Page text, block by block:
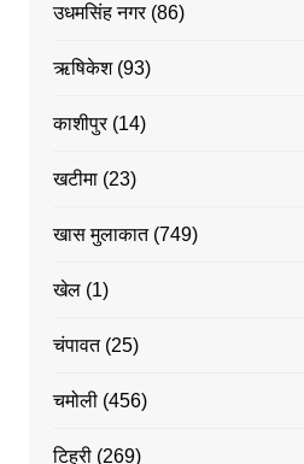
उधमसिंह नगर(86)
ऋषिकेश(93)
काशीपुर(14)
खटीमा(23)
खास मुलाकात(749)
खेल(1)
चंपावत(25)
चमोली(456)
टिहरी(269)